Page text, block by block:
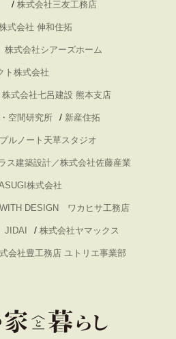
/ 株式会社三友工務店
式会社 伸和住拓
式会社シアーズホーム
ト株式会社
株式会社七呂建設 熊本支店
空間研究所 / 新産住拓
ルノート天草スタジオ
ス建築設計／株式会社佐藤産業
株式会社
WITH DESIGN ワカヒサ工務店
/ 株式会社ヤマックス
会社豊工務店 ユトリエ事業部